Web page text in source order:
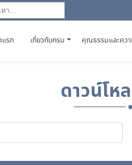
แรก(CURRENT)
เกี่ยวกับกรม คุณธรรมและควา
ดาวน์โห